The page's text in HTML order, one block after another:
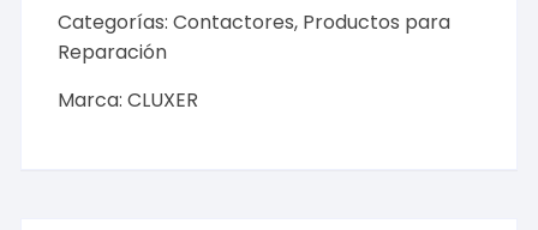
Amps,
Bobina
208-
240VAC,
Categorías:Contactores, Productos para
Reparación
Marca:CLUXER